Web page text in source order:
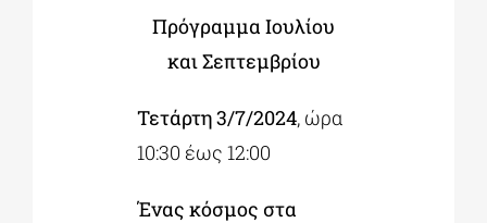
Πρόγραμμα Ιουλίου
και Σεπτεμβρίου
Τετάρτη 3/7/2024, ώρα
10:30 έως 12:00
Ένας κόσμος στα